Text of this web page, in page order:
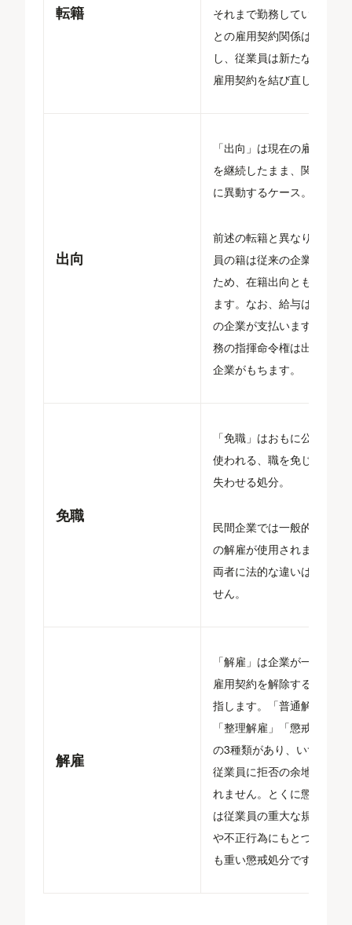
転籍
それまで勤務していた企業
との雇用契約関係は終了
し、従業員は新たな企業と
雇用契約を結び直します。
出向
「出向」は現在の雇用契約
を継続したまま、関連企業
に異動するケース。
前述の転籍と異なり、従業
員の籍は従来の企業に残る
ため、在籍出向とも呼ばれ
ます。なお、給与は出向元
の企業が支払いますが、業
務の指揮命令権は出向先の
企業がもちます。
免職
「免職」はおもに公務員で
使われる、職を免じ身分を
失わせる処分。
民間企業では一般的に後述
の解雇が使用されますが、
両者に法的な違いはありま
せん。
解雇
「解雇」は企業が一方的に
雇用契約を解除する行為を
指します。「普通解雇」
「整理解雇」「懲戒解雇」
の3種類があり、いずれも
従業員に拒否の余地は残さ
れません。とくに懲戒解雇
は従業員の重大な規律違反
や不正行為にもとづく、最
も重い懲戒処分です。